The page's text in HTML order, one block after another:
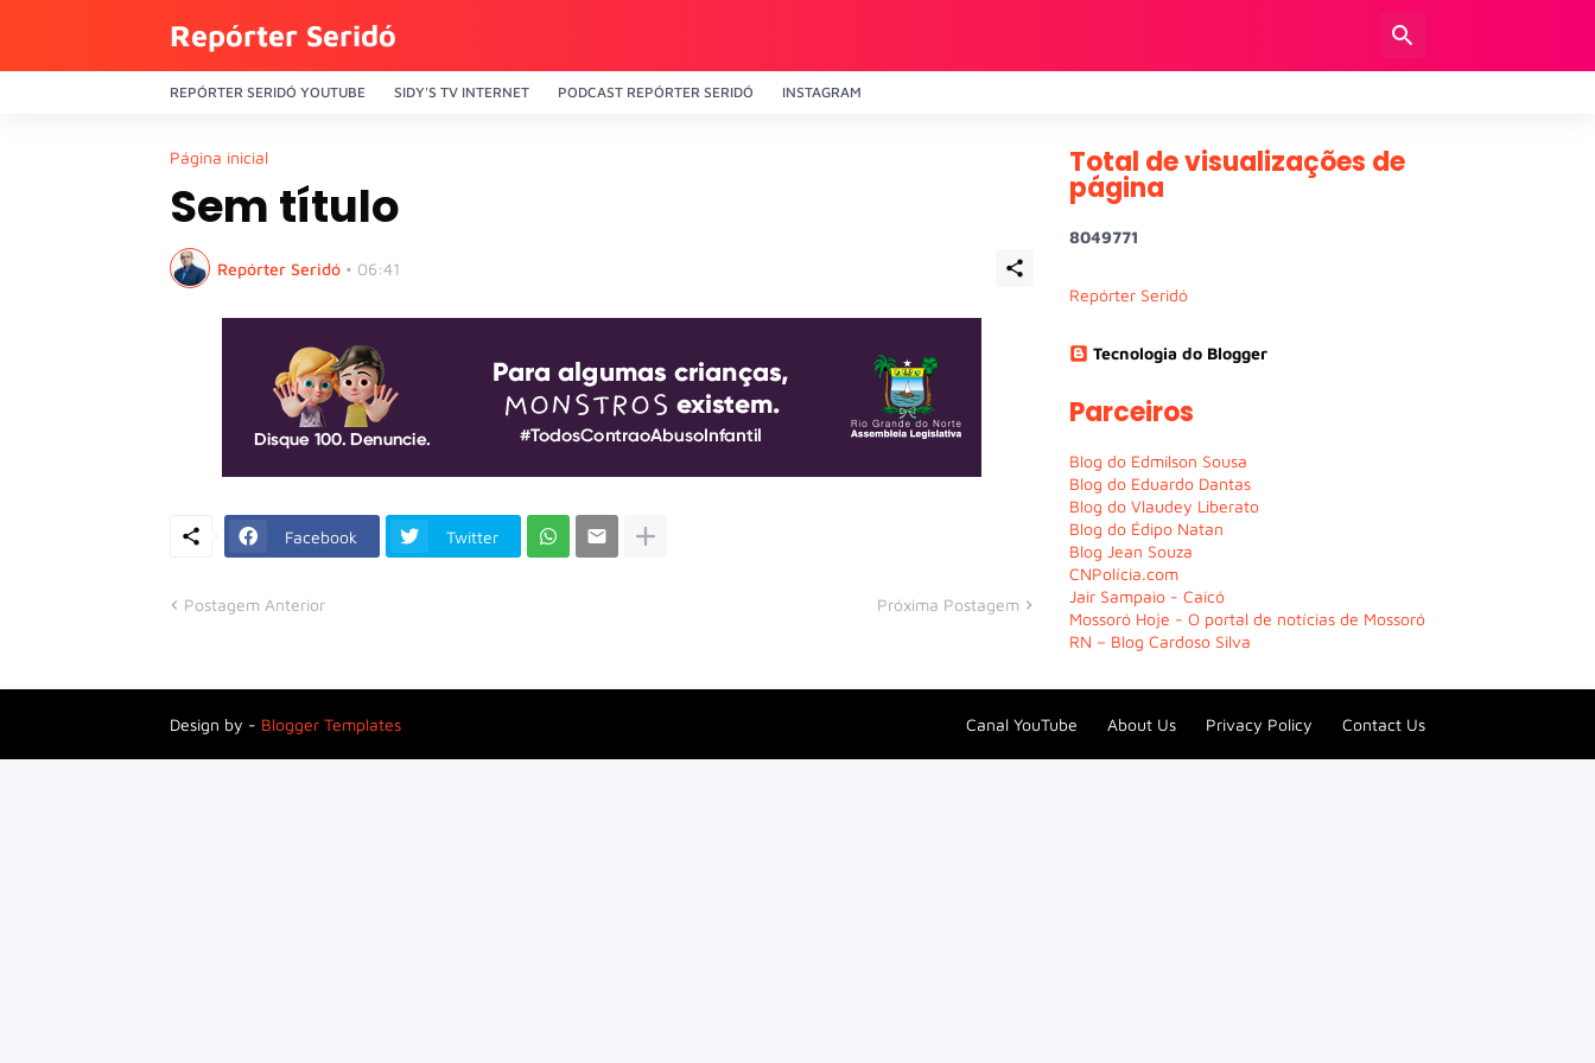
Repórter Seridó
REPÓRTER SERIDÓ YOUTUBE SIDY'S TV INTERNET PODCAST REPÓRTER SERIDÓ INSTAGRAM
Página inicial
Sem título
Repórter Seridó • 06:41
Facebook Twitter
Postagem Anterior Próxima Postagem
Total de visualizações de
página
8049771
Repórter Seridó
Tecnologia do Blogger
Parceiros
Blog do Edmilson Sousa
Blog do Eduardo Dantas
Blog do Vlaudey Liberato
Blog do Édipo Natan
Blog Jean Souza
CNPolícia.com
Jair Sampaio - Caicó
Mossoró Hoje - O portal de notícias de Mossoró
RN – Blog Cardoso Silva
Design by - Blogger Templates Canal YouTube About Us Privacy Policy Contact Us